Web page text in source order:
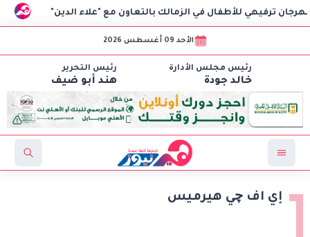
«تطوير في الزمالك بالتعاون مع "علاء الدين"
الأحد 09 أغسطس 2026
رئيس مجلس الأدارة
خالد جودة
رئيس التحرير
هند أبو ضيف
إي اف چي هيرميس